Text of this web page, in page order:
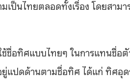
ป็นไทยตลอดทั้งเรื่อง โดยสามา
ช้ชื่อทิศแบบไทยๆ ในการแทนชื่อ
แปดด้านตามชื่อทิศ ได้แก่ ทิศอุ